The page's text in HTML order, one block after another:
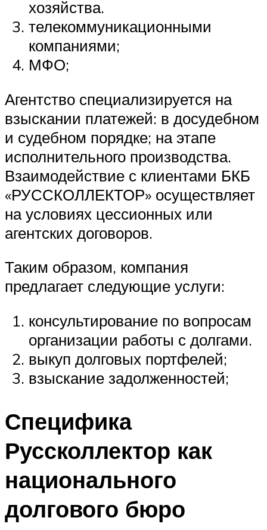
хозяйства.
телекоммуникационными
компаниями;
МФО;
Агентство специализируется на
взыскании платежей: в досудебном
и судебном порядке; на этапе
исполнительного производства.
Взаимодействие с клиентами БКБ
«РУССКОЛЛЕКТОР» осуществляет
на условиях цессионных или
агентских договоров.
Таким образом, компания
предлагает следующие услуги:
консультирование по вопросам
организации работы с долгами.
выкуп долговых портфелей;
взыскание задолженностей;
Специфика
Руссколлектор как
национального
долгового бюро